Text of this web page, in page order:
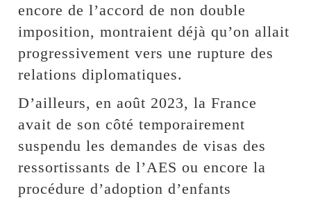
encore de l’accord de non double
imposition, montraient déjà qu’on allait
progressivement vers une rupture des
relations diplomatiques.
D’ailleurs, en août 2023, la France
avait de son côté temporairement
suspendu les demandes de visas des
ressortissants de l’AES ou encore la
procédure d’adoption d’enfants